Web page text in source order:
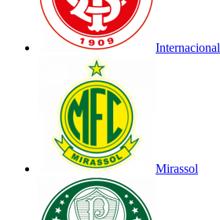
Internacional
Mirassol